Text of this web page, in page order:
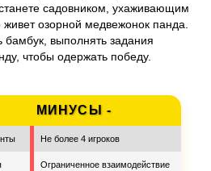
садовником, ухаживающим
озорной медвежонок панда.
выполнять задания
чтобы одержать победу.
МИНУСЫ -
Не более 4 игроков
Ограниченное взаимодействие